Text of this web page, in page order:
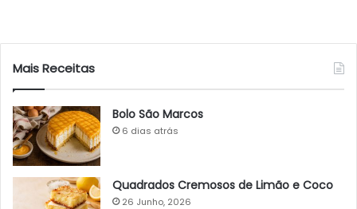
Mais Receitas
Bolo São Marcos
6 dias atrás
Quadrados Cremosos de Limão e Coco
26 Junho, 2026